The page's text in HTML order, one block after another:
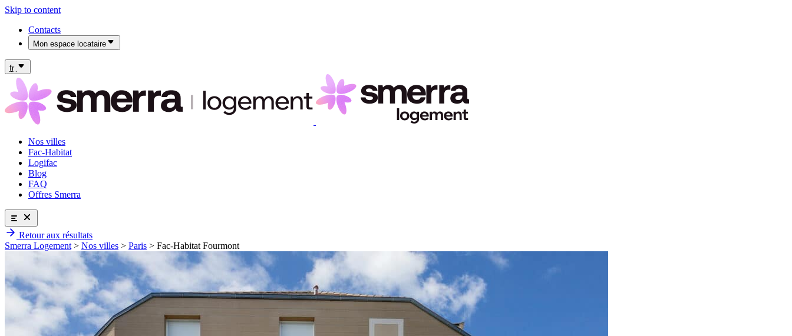
Skip to content
Contacts
Mon espace locataire
fr
Nos villes
Fac-Habitat
Logifac
Blog
FAQ
Offres Smerra
Nos villes
Fac-Habitat
Logifac
FAQ
Offres Smerra
Contacts
Mon espace locataire
Retour aux résultats
Smerra Logement > Nos villes > Paris > Fac-Habitat Fourmont